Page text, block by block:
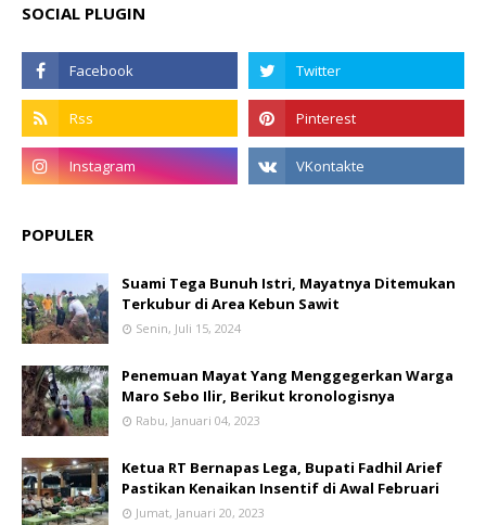
SOCIAL PLUGIN
POPULER
Suami Tega Bunuh Istri, Mayatnya Ditemukan
Terkubur di Area Kebun Sawit
Senin, Juli 15, 2024
Penemuan Mayat Yang Menggegerkan Warga
Maro Sebo Ilir, Berikut kronologisnya
Rabu, Januari 04, 2023
Ketua RT Bernapas Lega, Bupati Fadhil Arief
Pastikan Kenaikan Insentif di Awal Februari
Jumat, Januari 20, 2023